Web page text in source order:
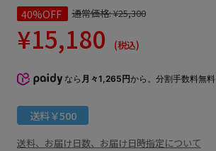
40%OFF 通常価格:¥25,300
¥15,180 (税込)
なら 月々1,265円から。分割手数料無料
送料￥500
送料、お届け日数、お届け日時指定について